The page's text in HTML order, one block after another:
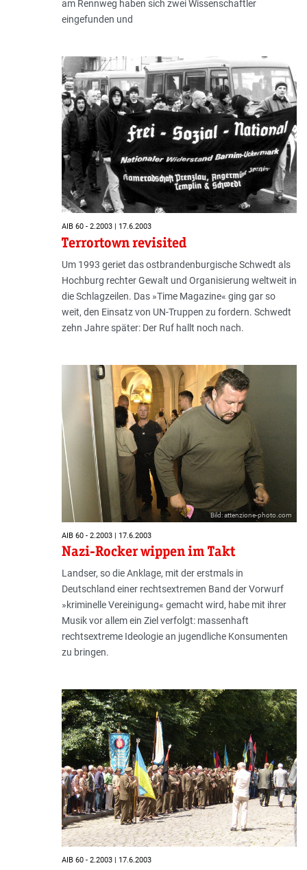
am Rennweg haben sich zwei Wissenschaftler
eingefunden und
AIB 60 - 2.2003 | 17.6.2003
Terrortown revisited
Um 1993 geriet das ostbrandenburgische Schwedt als
Hochburg rechter Gewalt und Organisierung weltweit in
die Schlagzeilen. Das »Time Magazine« ging gar so
weit, den Einsatz von UN-Truppen zu fordern. Schwedt
zehn Jahre später: Der Ruf hallt noch nach.
Bild: attenzione-photo.com
AIB 60 - 2.2003 | 17.6.2003
Nazi-Rocker wippen im Takt
Landser, so die Anklage, mit der erstmals in
Deutschland einer rechtsextremen Band der Vorwurf
»kriminelle Vereinigung« gemacht wird, habe mit ihrer
Musik vor allem ein Ziel verfolgt: massenhaft
rechtsextreme Ideologie an jugendliche Konsumenten
zu bringen.
AIB 60 - 2.2003 | 17.6.2003